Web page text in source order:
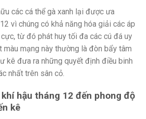
các cá thể gà xanh lại được ưa
vì chúng có khả năng hóa giải các áp
từ đó phát huy tối đa các cú đá uy
mạng này thường là đòn bẩy tâm
kê đưa ra những quyết định điều binh
nhất trên sân cỏ.
hậu tháng 12 đến phong độ
kê